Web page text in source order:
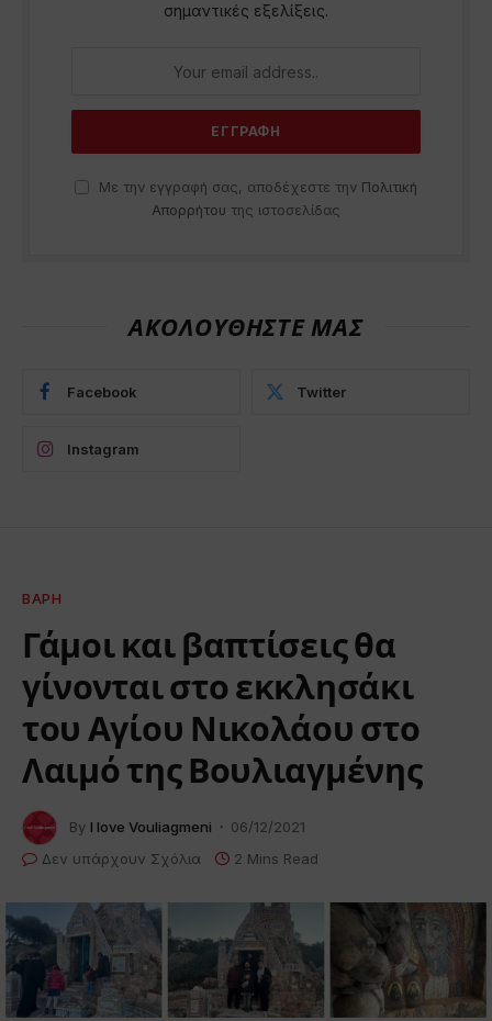
σημαντικές εξελίξεις.
Με την εγγραφή σας, αποδέχεστε την Πολιτική
Απορρήτου της ιστοσελίδας
ΑΚΟΛΟΥΘΗΣΤΕ ΜΑΣ
Facebook Twitter
Instagram
ΒΆΡΗ
Γάμοι και βαπτίσεις θα
γίνονται στο εκκλησάκι
του Αγίου Νικολάου στο
Λαιμό της Βουλιαγμένης
By I love Vouliagmeni
06/12/2021
Δεν υπάρχουν Σχόλια
2 Mins Read